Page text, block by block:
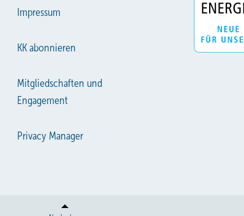
Impressum
KK abonnieren
Mitgliedschaften und
Engagement
Privacy Manager